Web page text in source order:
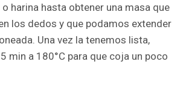
harina hasta obtener una masa que
los dedos y que podamos extender
Una vez la tenemos lista,
min a 180°C para que coja un poco